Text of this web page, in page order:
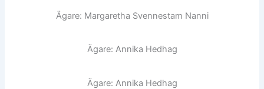
Ägare: Margaretha Svennestam Nanni
Ägare: Annika Hedhag
Ägare: Annika Hedhag